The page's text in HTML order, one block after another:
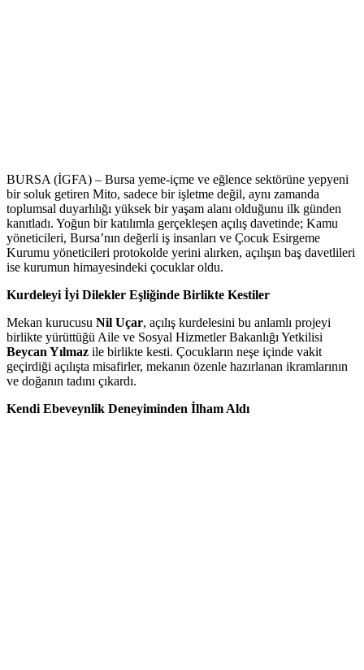
BURSA (İGFA) – Bursa yeme-içme ve eğlence sektörüne yepyeni
bir soluk getiren Mito, sadece bir işletme değil, aynı zamanda
toplumsal duyarlılığı yüksek bir yaşam alanı olduğunu ilk günden
kanıtladı. Yoğun bir katılımla gerçekleşen açılış davetinde; Kamu
yöneticileri, Bursa’nın değerli iş insanları ve Çocuk Esirgeme
Kurumu yöneticileri protokolde yerini alırken, açılışın baş davetlileri
ise kurumun himayesindeki çocuklar oldu.
Kurdeleyi İyi Dilekler Eşliğinde Birlikte Kestiler
Mekan kurucusu Nil Uçar, açılış kurdelesini bu anlamlı projeyi
birlikte yürüttüğü Aile ve Sosyal Hizmetler Bakanlığı Yetkilisi
Beycan Yılmaz ile birlikte kesti. Çocukların neşe içinde vakit
geçirdiği açılışta misafirler, mekanın özenle hazırlanan ikramlarının
ve doğanın tadını çıkardı.
Kendi Ebeveynlik Deneyiminden İlham Aldı